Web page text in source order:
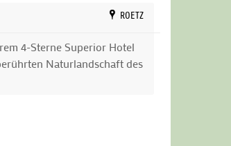
ROETZ
4-Sterne Superior Hotel
Naturlandschaft des